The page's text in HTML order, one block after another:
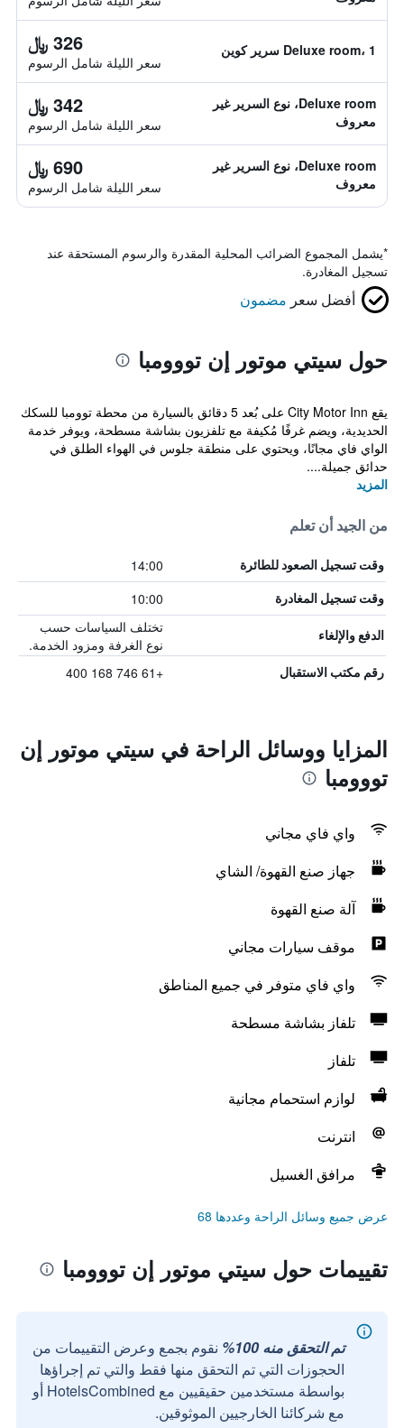
Deluxe room، 1 سرير كوين 326 ﷼
سعر الليلة شامل الرسوم
Deluxe room، نوع السرير غير
معروف
342 ﷼
سعر الليلة شامل الرسوم
Deluxe room، نوع السرير غير
معروف
690 ﷼
سعر الليلة شامل الرسوم
*يشمل المجموع الضرائب المحلية المقدرة والرسوم المستحقة عند
تسجيل المغادرة.
أفضل سعر مضمون
حول سيتي موتور إن تووومبا
يقع City Motor Inn على بُعد 5 دقائق بالسيارة من محطة توومبا للسكك
الحديدية، ويضم غرفًا مُكيفة مع تلفزيون بشاشة مسطحة، ويوفر خدمة
الواي فاي مجانًا، ويحتوي على منطقة جلوس في الهواء الطلق في
حدائق جميلة....
المزيد
من الجيد أن تعلم
وقت تسجيل الصعود للطائرة 14:00
وقت تسجيل المغادرة 10:00
الدفع والإلغاء
تختلف السياسات حسب
نوع الغرفة ومزود الخدمة.
رقم مكتب الاستقبال +61 746 168 400
المزايا ووسائل الراحة في سيتي موتور إن
تووومبا
واي فاي مجاني
جهاز صنع القهوة/ الشاي
آلة صنع القهوة
موقف سيارات مجاني
واي فاي متوفر في جميع المناطق
تلفاز بشاشة مسطحة
تلفاز
لوازم استحمام مجانية
انترنت
مرافق الغسيل
عرض جميع وسائل الراحة وعددها 68
تقييمات حول سيتي موتور إن تووومبا
تم التحقق منه 100%
نقوم بجمع وعرض التقييمات من
الحجوزات التي تم التحقق منها فقط والتي تم إجراؤها
بواسطة مستخدمين حقيقيين مع HotelsCombined أو
مع شركائنا الخارجيين الموثوقين.